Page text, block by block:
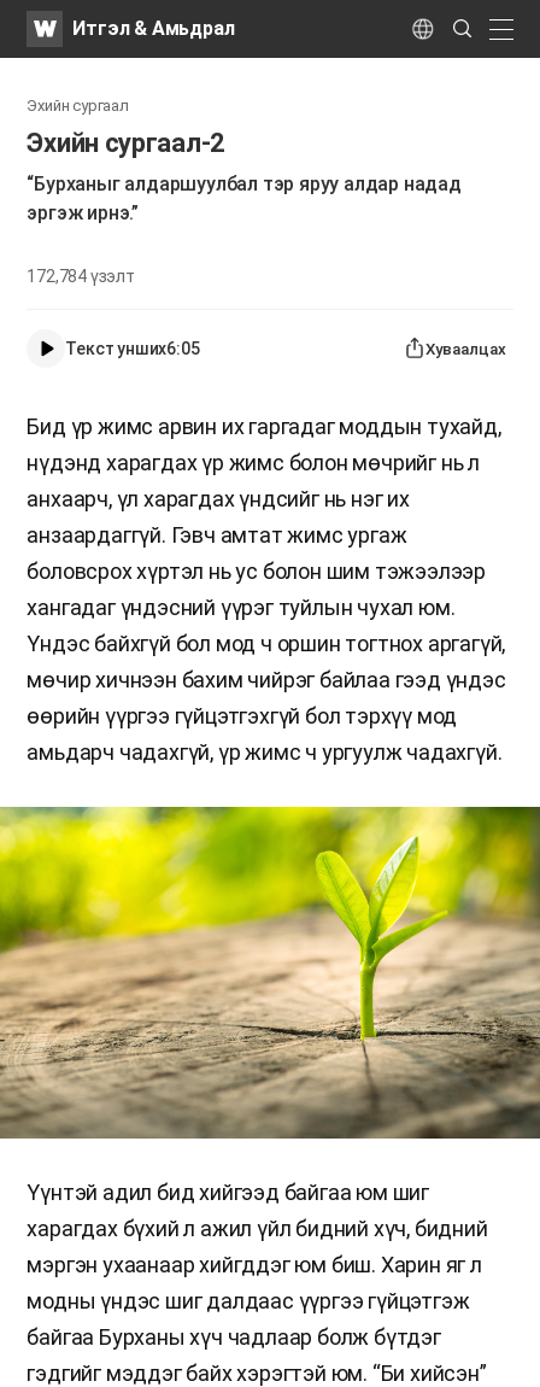
WATVИтгэл & Амьдрал Language
Search
Submit
Эхийн сургаал
Эхийн сургаал-2
“Бурханыг алдаршуулбал тэр яруу алдар надад
эргэж ирнэ.”
172,784үзэлт
Текст унших6:05 Хуваалцах
Бид үр жимс арвин их гаргадаг моддын тухайд,
нүдэнд харагдах үр жимс болон мөчрийг нь л
анхаарч, үл харагдах үндсийг нь нэг их
анзаардаггүй. Гэвч амтат жимс ургаж
боловсрох хүртэл нь ус болон шим тэжээлээр
хангадаг үндэсний үүрэг туйлын чухал юм.
Үндэс байхгүй бол мод ч оршин тогтнох аргагүй,
мөчир хичнээн бахим чийрэг байлаа гээд үндэс
өөрийн үүргээ гүйцэтгэхгүй бол тэрхүү мод
амьдарч чадахгүй, үр жимс ч ургуулж чадахгүй.
Үүнтэй адил бид хийгээд байгаа юм шиг
харагдах бүхий л ажил үйл бидний хүч, бидний
мэргэн ухаанаар хийгддэг юм биш. Харин яг л
модны үндэс шиг далдаас үүргээ гүйцэтгэж
байгаа Бурханы хүч чадлаар болж бүтдэг
гэдгийг мэддэг байх хэрэгтэй юм. “Би хийсэн”